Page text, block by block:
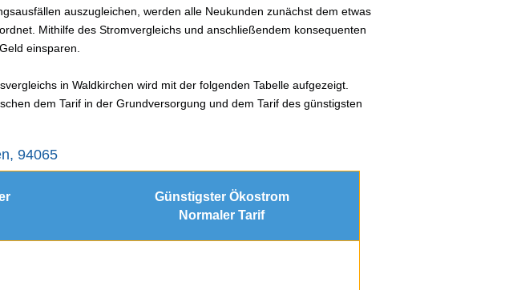
auszugleichen, werden alle Neukunden zunächst dem etwas
Mithilfe des Stromvergleichs und anschließendem konsequenten
einsparen.
in Waldkirchen wird mit der folgenden Tabelle aufgezeigt.
dem Tarif in der Grundversorgung und dem Tarif des günstigsten
94065
Günstigster Ökostrom
Normaler Tarif